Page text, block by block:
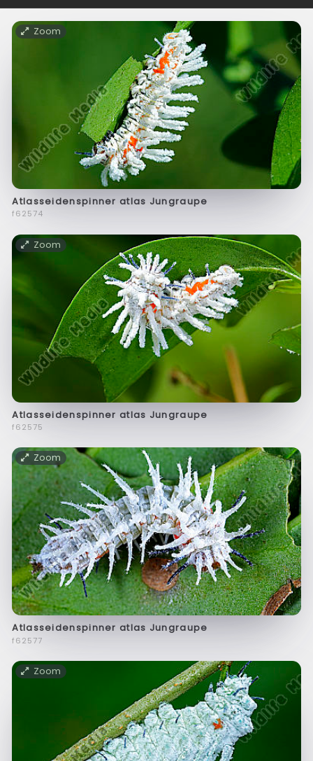
Zoom
Atlasseidenspinner atlas Jungraupe
f62574
Zoom
Atlasseidenspinner atlas Jungraupe
f62575
Zoom
Atlasseidenspinner atlas Jungraupe
f62577
Zoom